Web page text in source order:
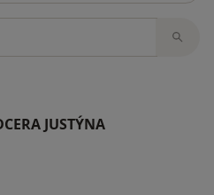
JUSTÝNA